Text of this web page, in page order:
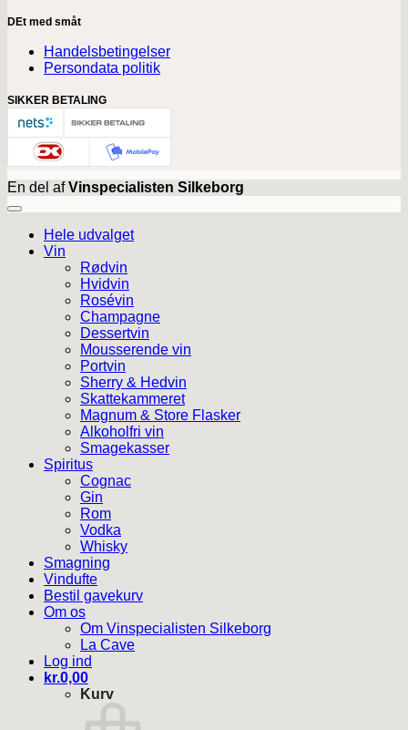
DEt med småt
Handelsbetingelser
Persondata politik
SIKKER BETALING
En del afVinspecialisten Silkeborg
Hele udvalget
Vin
Rødvin
Hvidvin
Rosévin
Champagne
Dessertvin
Mousserende vin
Portvin
Sherry & Hedvin
Skattekammeret
Magnum & Store Flasker
Alkoholfri vin
Smagekasser
Spiritus
Cognac
Gin
Rom
Vodka
Whisky
Smagning
Vindufte
Bestil gavekurv
Om os
Om Vinspecialisten Silkeborg
La Cave
Log ind
kr.0,00
Kurv